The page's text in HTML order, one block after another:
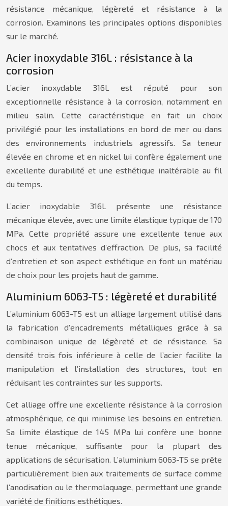
résistance mécanique, légèreté et résistance à la
corrosion. Examinons les principales options disponibles
sur le marché.
Acier inoxydable 316L : résistance à la
corrosion
L’acier inoxydable 316L est réputé pour son
exceptionnelle résistance à la corrosion, notamment en
milieu salin. Cette caractéristique en fait un choix
privilégié pour les installations en bord de mer ou dans
des environnements industriels agressifs. Sa teneur
élevée en chrome et en nickel lui confère également une
excellente durabilité et une esthétique inaltérable au fil
du temps.
L’acier inoxydable 316L présente une résistance
mécanique élevée, avec une limite élastique typique de 170
MPa. Cette propriété assure une excellente tenue aux
chocs et aux tentatives d’effraction. De plus, sa facilité
d’entretien et son aspect esthétique en font un matériau
de choix pour les projets haut de gamme.
Aluminium 6063-T5 : légèreté et durabilité
L’aluminium 6063-T5 est un alliage largement utilisé dans
la fabrication d’encadrements métalliques grâce à sa
combinaison unique de légèreté et de résistance. Sa
densité trois fois inférieure à celle de l’acier facilite la
manipulation et l’installation des structures, tout en
réduisant les contraintes sur les supports.
Cet alliage offre une excellente résistance à la corrosion
atmosphérique, ce qui minimise les besoins en entretien.
Sa limite élastique de 145 MPa lui confère une bonne
tenue mécanique, suffisante pour la plupart des
applications de sécurisation. L’aluminium 6063-T5 se prête
particulièrement bien aux traitements de surface comme
l’anodisation ou le thermolaquage, permettant une grande
variété de finitions esthétiques.